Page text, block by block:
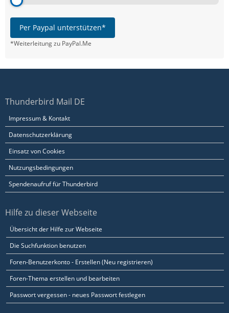
Per Paypal unterstützen*
*Weiterleitung zu PayPal.Me
Thunderbird Mail DE
Impressum & Kontakt
Datenschutzerklärung
Einsatz von Cookies
Nutzungsbedingungen
Spendenaufruf für Thunderbird
Hilfe zu dieser Webseite
Übersicht der Hilfe zur Webseite
Die Suchfunktion benutzen
Foren-Benutzerkonto - Erstellen (Neu registrieren)
Foren-Thema erstellen und bearbeiten
Passwort vergessen - neues Passwort festlegen